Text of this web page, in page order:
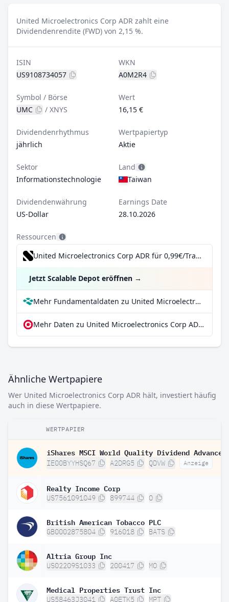
United Microelectronics Corp ADR zahlt eine
Dividendenrendite (FWD) von 2,15 %.
ISIN
US9108734057
WKN
A0M2R4
Symbol / Börse
UMC
/ XNYS
Wert
16,15 €
Dividendenrhythmus
jährlich
Wertpapiertyp
Aktie
Sektor
Informationstechnologie
Land
Taiwan
Dividendenwährung
US-Dollar
Earnings Date
28.10.2026
Ressourcen
United Microelectronics Corp ADR für 0,99€/Trade inkl. Dividend Reinvestment Plan
Jetzt Scalable Depot eröffnen →
Mehr Fundamentaldaten zu United Microelectronics Corp ADR bei Parqet
Mehr Daten zu United Microelectronics Corp ADR bei extraETF
Ähnliche Wertpapiere
Wer United Microelectronics Corp ADR hält, investiert häufig
auch in diese Wertpapiere.
WERTPAPIER
IE00BYYHSQ67 A2DRG5 QDVW Anzeige
Realty Income Corp
US7561091049 899744 O
British American Tobacco PLC
GB0002875804 916018 BATS
Altria Group Inc
US02209S1033 200417 MO
Medical Properties Trust Inc
US58463J3041 A0ETK5 MPT